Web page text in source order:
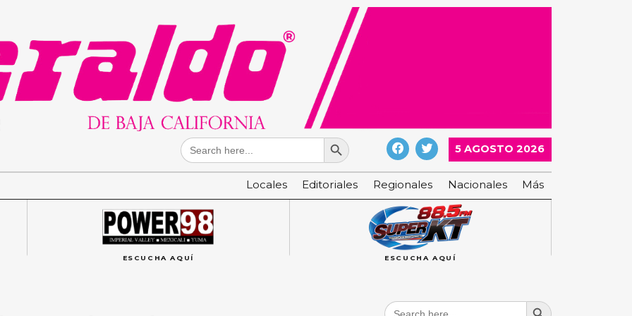
Search
for:
Search Button
5 AGOSTO 2026
Locales Editoriales Regionales Nacionales Más
ESCUCHA AQUÍ ESCUCHA AQUÍ
Search
Search Button